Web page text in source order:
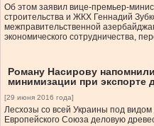
Об этом заявил вице-премьер-
строительства и ЖКХ Геннадий
межправительственной
экономического сотрудничества,
Роману Насирову
минимизации при экспорте
[29 июня 2016 года]
Лесхозы со всей Украины под
Европейского Союза деловую